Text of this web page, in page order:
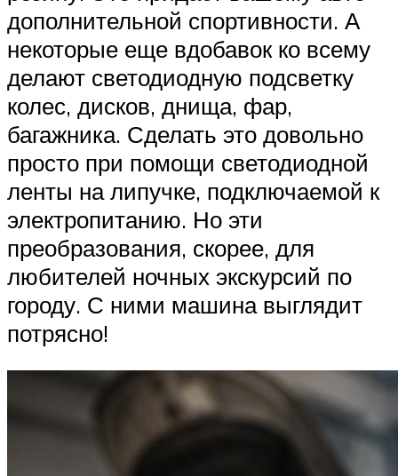
дополнительной спортивности. А
некоторые еще вдобавок ко всему
делают светодиодную подсветку
колес, дисков, днища, фар,
багажника. Сделать это довольно
просто при помощи светодиодной
ленты на липучке, подключаемой к
электропитанию. Но эти
преобразования, скорее, для
любителей ночных экскурсий по
городу. С ними машина выглядит
потрясно!